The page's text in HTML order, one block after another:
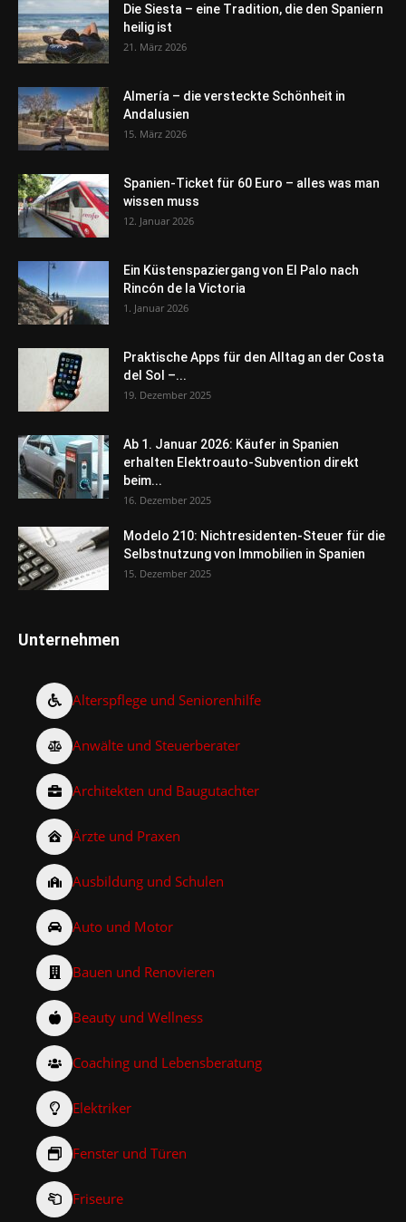
Die Siesta – eine Tradition, die den Spaniern
heilig ist
21. März 2026
Almería – die versteckte Schönheit in
Andalusien
15. März 2026
Spanien-Ticket für 60 Euro – alles was man
wissen muss
12. Januar 2026
Ein Küstenspaziergang von El Palo nach
Rincón de la Victoria
1. Januar 2026
Praktische Apps für den Alltag an der Costa
del Sol –...
19. Dezember 2025
Ab 1. Januar 2026: Käufer in Spanien
erhalten Elektroauto-Subvention direkt
beim...
16. Dezember 2025
Modelo 210: Nichtresidenten-Steuer für die
Selbstnutzung von Immobilien in Spanien
15. Dezember 2025
Unternehmen
Alterspflege und Seniorenhilfe
Anwälte und Steuerberater
Architekten und Baugutachter
Ärzte und Praxen
Ausbildung und Schulen
Auto und Motor
Bauen und Renovieren
Beauty und Wellness
Coaching und Lebensberatung
Elektriker
Fenster und Türen
Friseure